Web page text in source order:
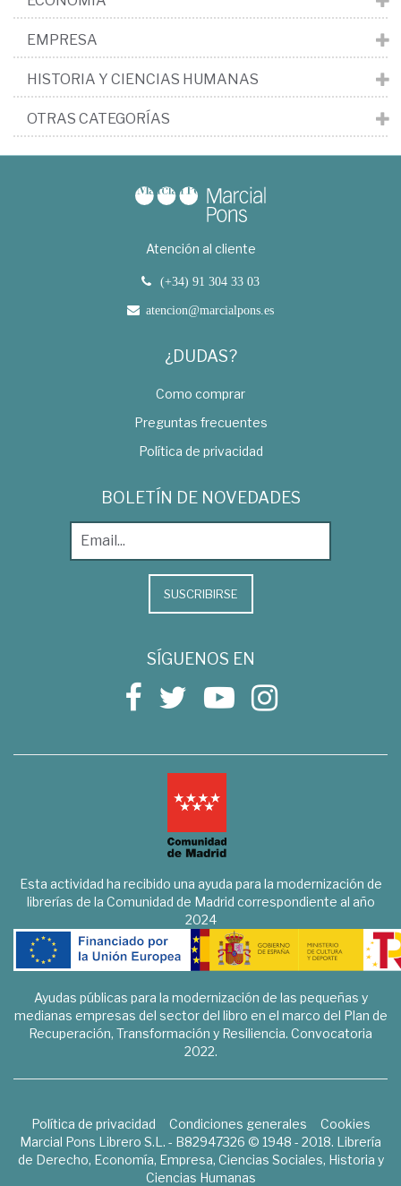
EMPRESA
HISTORIA Y CIENCIAS HUMANAS
OTRAS CATEGORÍAS
Atención al cliente
(+34) 91 304 33 03
atencion@marcialpons.es
¿DUDAS?
Como comprar
Preguntas frecuentes
Política de privacidad
BOLETÍN DE NOVEDADES
SUSCRIBIRSE
SÍGUENOS EN
Esta actividad ha recibido una ayuda para la modernización de
librerías de la Comunidad de Madrid correspondiente al año
2024
Ayudas públicas para la modernización de las pequeñas y
medianas empresas del sector del libro en el marco del Plan de
Recuperación, Transformación y Resiliencia. Convocatoria
2022.
Política de privacidad Condiciones generales
Cookies
Marcial Pons Librero S.L. - B82947326 © 1948 - 2018. Librería
de Derecho, Economía, Empresa, Ciencias Sociales, Historia y
Ciencias Humanas